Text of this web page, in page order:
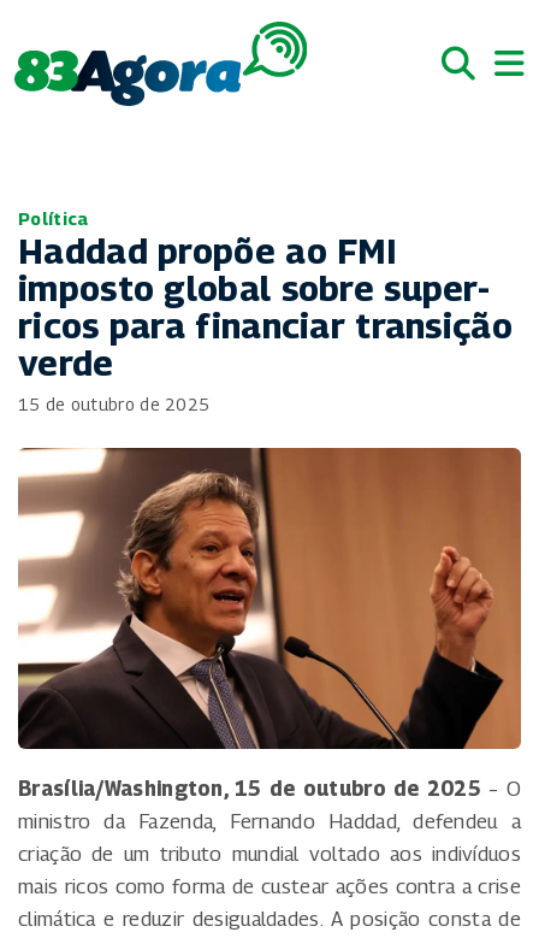
Política
Haddad propõe ao FMI
imposto global sobre super-
ricos para financiar transição
verde
15 de outubro de 2025
Brasília/Washington, 15 de outubro de 2025 – O
ministro da Fazenda, Fernando Haddad, defendeu a
criação de um tributo mundial voltado aos indivíduos
mais ricos como forma de custear ações contra a crise
climática e reduzir desigualdades. A posição consta de